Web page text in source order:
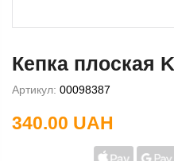
Кепка плоская
Артикул: 00098387
340.00 UAH